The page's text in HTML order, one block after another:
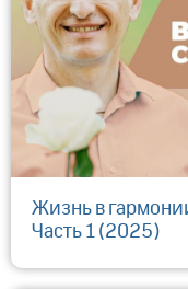
Жизнь в
Часть 1 (2025)